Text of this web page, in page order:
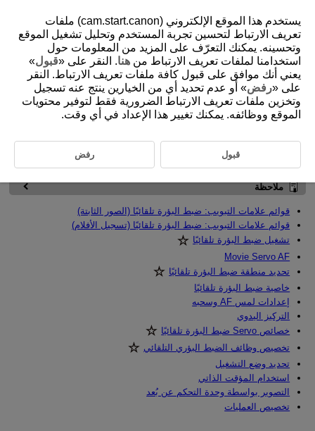
D180-120
الضبط البؤري التلقائي/وضع التشغيل
يصف هذا الفصل عملية التركيز التلقائي وأوضاع التشغيل، كما يقدم إعدادات
الموجودة إلى يمين العناوين إلى الوظائف المتاحة في الوضع
فقط.
ملاحظة
قوائم علامات التبويب: ضبط البؤرة تلقائيًا (الصور الثابتة)
قوائم علامات التبويب: ضبط البؤرة تلقائيًا (تسجيل الأفلام)
تشغيل ضبط البؤرة تلقائيًا‏
Movie Servo AF
تحديد منطقة ضبط البؤرة تلقائيًا‏
خاصية ضبط البؤرة تلقائيًا
إعدادات لمس AF وسحبه
التركيز اليدوي
خصائص Servo ضبط البؤرة تلقائيًا‏
تخصيص وظائف الضبط البؤري التلقائي‏
تحديد وضع التشغيل
استخدام المؤقت الذاتي
التصوير بواسطة وحدة التحكم عن بُعد
تخصيص العمليات
يستخدم هذا الموقع الإلكتروني (cam.start.canon) ملفات
تعريف الارتباط لتحسين تجربة المستخدم وتحليل تشغيل الموقع
وتحسينه. يمكنك التعرّف على المزيد من المعلومات حول
استخدامنا لملفات تعريف الارتباط من هنا. النقر على «قبول»
يعني أنك موافق على قبول كافة ملفات تعريف الارتباط. النقر
على «رفض» أو عدم تحديد أي من الخيارين ينتج عنه تسجيل
وتخزين ملفات تعريف الارتباط الضرورية فقط لتوفير محتويات
الموقع ووظائفه. يمكنك تغيير هذا الإعداد في أي وقت.
قبول رفض